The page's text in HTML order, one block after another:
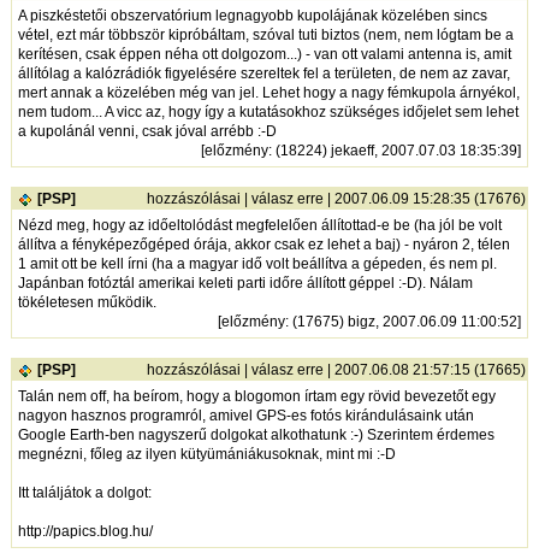
A piszkéstetői obszervatórium legnagyobb kupolájának közelében sincs
vétel, ezt már többször kipróbáltam, szóval tuti biztos (nem, nem lógtam be a
kerítésen, csak éppen néha ott dolgozom...) - van ott valami antenna is, amit
állítólag a kalózrádiók figyelésére szereltek fel a területen, de nem az zavar,
mert annak a közelében még van jel. Lehet hogy a nagy fémkupola árnyékol,
nem tudom... A vicc az, hogy így a kutatásokhoz szükséges időjelet sem lehet
a kupolánál venni, csak jóval arrébb :-D
[előzmény: (18224) jekaeff, 2007.07.03 18:35:39]
[PSP] hozzászólásai |válasz erre | 2007.06.09 15:28:35 (17676)
Nézd meg, hogy az időeltolódást megfelelően állítottad-e be (ha jól be volt
állítva a fényképezőgéped órája, akkor csak ez lehet a baj) - nyáron 2, télen
1 amit ott be kell írni (ha a magyar idő volt beállítva a gépeden, és nem pl.
Japánban fotóztál amerikai keleti parti időre állított géppel :-D). Nálam
tökéletesen működik.
[előzmény: (17675) bigz, 2007.06.09 11:00:52]
[PSP] hozzászólásai |válasz erre | 2007.06.08 21:57:15 (17665)
Talán nem off, ha beírom, hogy a blogomon írtam egy rövid bevezetőt egy
nagyon hasznos programról, amivel GPS-es fotós kirándulásaink után
Google Earth-ben nagyszerű dolgokat alkothatunk :-) Szerintem érdemes
megnézni, főleg az ilyen kütyümániákusoknak, mint mi :-D
Itt találjátok a dolgot:
http://papics.blog.hu/